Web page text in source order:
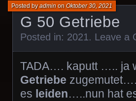
G 50 Getriebe
Posted byadminonOktober 30, 2021
Posted in: 2021. Leave a
TADA…. kaputt ….. ja
Getriebe
es leiden…..nun hat